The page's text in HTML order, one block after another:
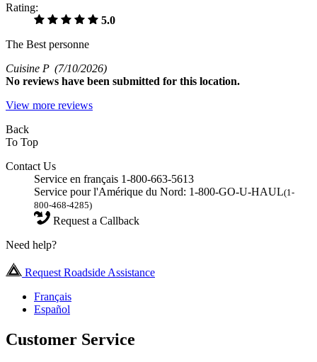
Rating:
5.0
The Best personne
Cuisine P (7/10/2026)
No reviews have been submitted for this location.
View more reviews
Back
To Top
Contact Us
Service en français 1-800-663-5613
Service pour l'Amérique du Nord: 1-800-GO-U-HAUL(1-
800-468-4285)
Request a Callback
Need help?
Request Roadside Assistance
Français
Español
Customer Service